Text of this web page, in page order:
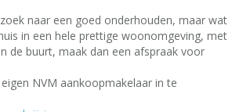
naar een goed onderhouden, maar wat
in een hele prettige woonomgeving, met
de buurt, maak dan een afspraak voor
NVM aankoopmakelaar in te